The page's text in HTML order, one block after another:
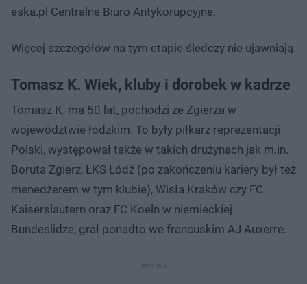
eska.pl Centralne Biuro Antykorupcyjne.
Więcej szczegółów na tym etapie śledczy nie ujawniają.
Tomasz K. Wiek, kluby i dorobek w kadrze
Tomasz K. ma 50 lat, pochodzi ze Zgierza w
województwie łódzkim. To były piłkarz reprezentacji
Polski, występował także w takich drużynach jak m.in.
Boruta Zgierz, ŁKS Łódź (po zakończeniu kariery był też
menedżerem w tym klubie), Wisła Kraków czy FC
Kaiserslautern oraz FC Koeln w niemieckiej
Bundeslidze, grał ponadto we francuskim AJ Auxerre.